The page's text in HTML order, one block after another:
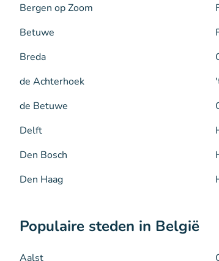
Bergen op Zoom
Betuwe
Breda
de Achterhoek
de Betuwe
Delft
Den Bosch
Den Haag
Populaire steden in België
Aalst